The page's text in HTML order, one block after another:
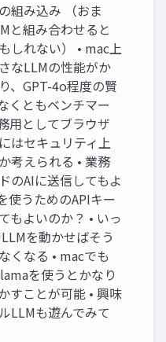
組み込み （おま
と組み合わせると
しれない） • mac上
なLLMの性能がか
、GPT-4o程度の賢
くともベンチマー
用としてブラウザ
はセキュリティ上
考えられる • 業務
のAIに送信してもよ
使うためのAPIキー
もよいのか？ • いっ
を動かせばそう
くなる • macでも
を使うとかなり
すことが可能 • 興味
LLMも遊んでみて